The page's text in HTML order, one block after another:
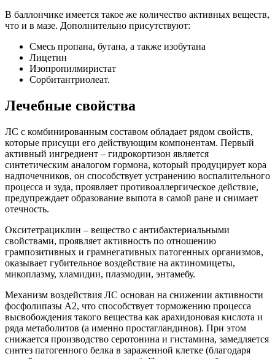
В баллончике имеется такое же количество активных веществ,
что и в мазе. Дополнительно присутствуют:
Смесь пропана, бутана, а также изобутана
Лицетин
Изопропилмиристат
Сорбитантриолеат.
Лечебные свойства
ЛС с комбинированным составом обладает рядом свойств,
которые присущи его действующим компонентам. Первый
активный ингредиент – гидрокортизон является
синтетическим аналогом гормона, который продуцирует кора
надпочечников, он способствует устранению воспалительного
процесса и зуда, проявляет противоаллергическое действие,
предупреждает образование выпота в самой ране и снимает
отечность.
Окситетрациклин – вещество с антибактериальными
свойствами, проявляет активность по отношению
грампозитивных и грамнегативных патогенных организмов,
оказывает губительное воздействие на актиномицеты,
микоплазму, хламидии, плазмодии, энтамебу.
Механизм воздействия ЛС основан на снижении активности
фосфолипазы A2, что способствует торможению процесса
высвобождения такого вещества как арахидоновая кислота и
ряда метаболитов (а именно простагландинов). При этом
снижается производство серотонина и гистамина, замедляется
синтез патогенного белка в зараженной клетке (благодаря